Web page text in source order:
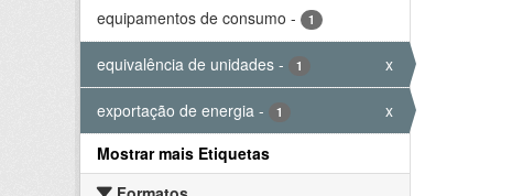
equipamentos de consumo - 1
equivalência de unidades - 1 x
exportação de energia - 1
x
Mostrar mais Etiquetas